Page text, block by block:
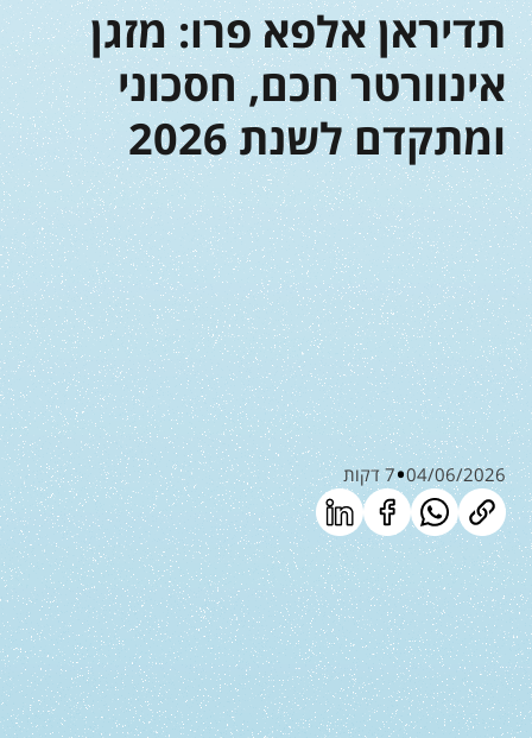
תדיראן אלפא פרו: מזגן
אינוורטר חכם, חסכוני
ומתקדם לשנת 2026
04/06/2026 7 דקות